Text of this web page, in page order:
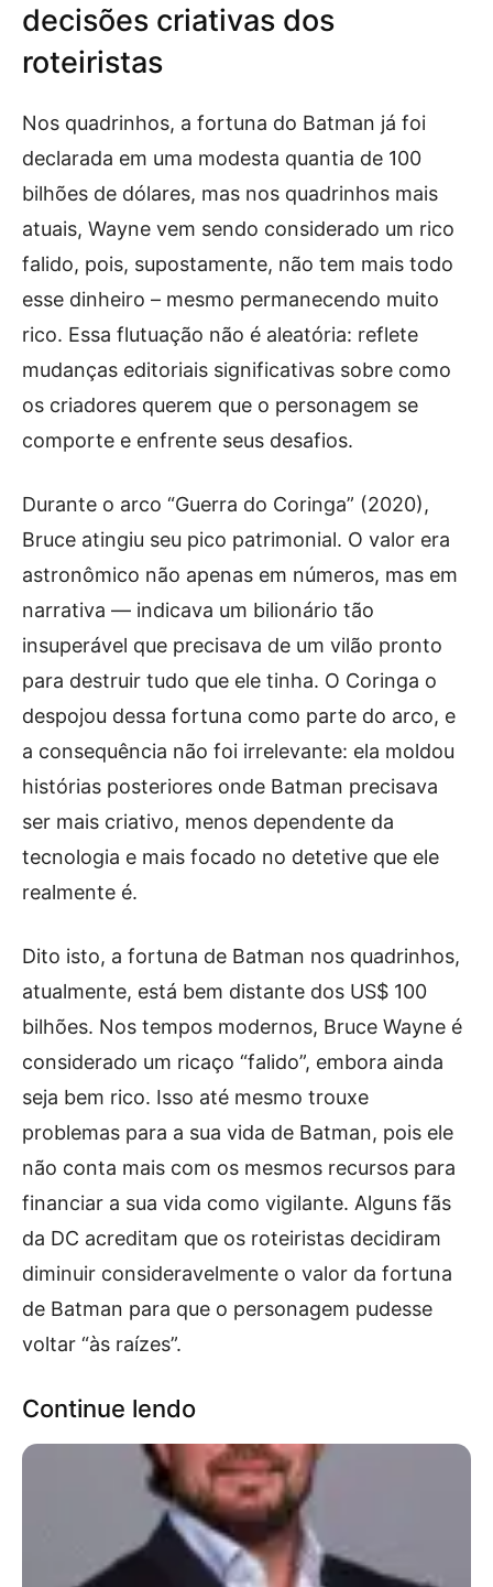
decisões criativas dos
roteiristas
Nos quadrinhos, a fortuna do Batman já foi
declarada em uma modesta quantia de 100
bilhões de dólares, mas nos quadrinhos mais
atuais, Wayne vem sendo considerado um rico
falido, pois, supostamente, não tem mais todo
esse dinheiro – mesmo permanecendo muito
rico. Essa flutuação não é aleatória: reflete
mudanças editoriais significativas sobre como
os criadores querem que o personagem se
comporte e enfrente seus desafios.
Durante o arco “Guerra do Coringa” (2020),
Bruce atingiu seu pico patrimonial. O valor era
astronômico não apenas em números, mas em
narrativa — indicava um bilionário tão
insuperável que precisava de um vilão pronto
para destruir tudo que ele tinha. O Coringa o
despojou dessa fortuna como parte do arco, e
a consequência não foi irrelevante: ela moldou
histórias posteriores onde Batman precisava
ser mais criativo, menos dependente da
tecnologia e mais focado no detetive que ele
realmente é.
Dito isto, a fortuna de Batman nos quadrinhos,
atualmente, está bem distante dos US$ 100
bilhões. Nos tempos modernos, Bruce Wayne é
considerado um ricaço “falido”, embora ainda
seja bem rico. Isso até mesmo trouxe
problemas para a sua vida de Batman, pois ele
não conta mais com os mesmos recursos para
financiar a sua vida como vigilante. Alguns fãs
da DC acreditam que os roteiristas decidiram
diminuir consideravelmente o valor da fortuna
de Batman para que o personagem pudesse
voltar “às raízes”.
Continue lendo